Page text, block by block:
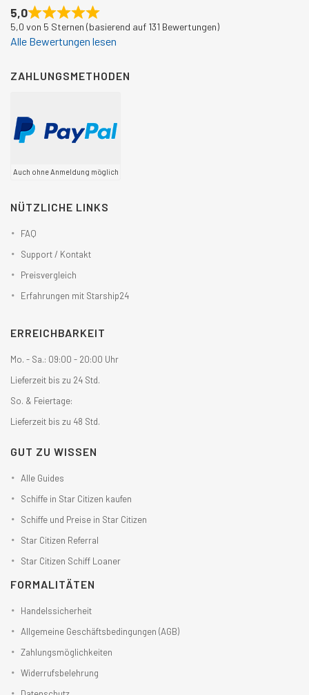
5,0
5,0 von 5 Sternen (basierend auf 131 Bewertungen)
Alle Bewertungen lesen
ZAHLUNGSMETHODEN
Auch ohne Anmeldung möglich
NÜTZLICHE LINKS
FAQ
Support / Kontakt
Preisvergleich
Erfahrungen mit Starship24
ERREICHBARKEIT
Mo. - Sa.: 09:00 - 20:00 Uhr
Lieferzeit bis zu 24 Std.
So. & Feiertage:
Lieferzeit bis zu 48 Std.
GUT ZU WISSEN
Alle Guides
Schiffe in Star Citizen kaufen
Schiffe und Preise in Star Citizen
Star Citizen Referral
Star Citizen Schiff Loaner
FORMALITÄTEN
Handelssicherheit
Allgemeine Geschäftsbedingungen (AGB)
Zahlungsmöglichkeiten
Widerrufsbelehrung